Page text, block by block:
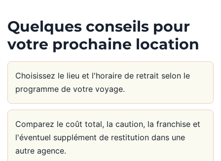
Quelques conseils pour
votre prochaine location
Choisissez le lieu et l'horaire de retrait selon le
programme de votre voyage.
Comparez le coût total, la caution, la franchise et
l'éventuel supplément de restitution dans une
autre agence.